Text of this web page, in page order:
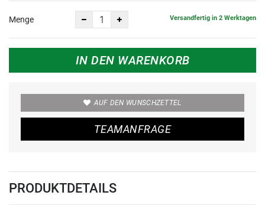
Menge Versandfertig in 2 Werktagen
IN DEN WARENKORB
AUF DEN WUNSCHZETTEL
TEAMANFRAGE
PRODUKTDETAILS